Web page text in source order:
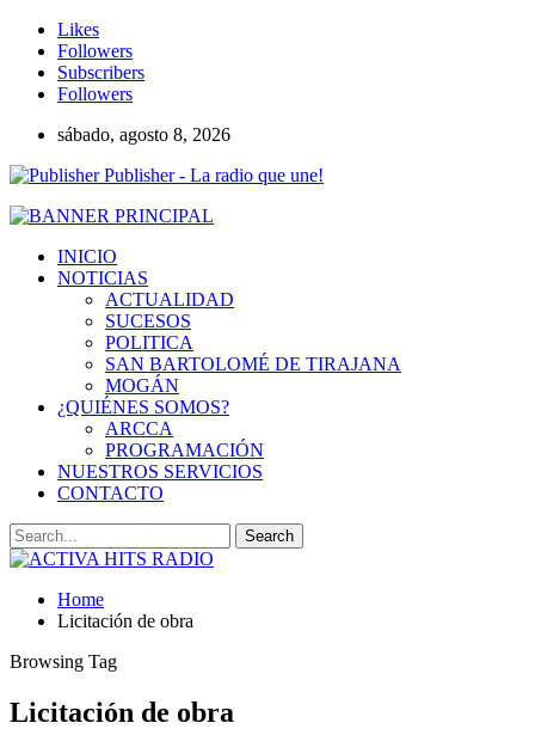
Likes
Followers
Subscribers
Followers
sábado, agosto 8, 2026
Publisher - La radio que une!
INICIO
NOTICIAS
ACTUALIDAD
SUCESOS
POLITICA
SAN BARTOLOMÉ DE TIRAJANA
MOGÁN
¿QUIÉNES SOMOS?
ARCCA
PROGRAMACIÓN
NUESTROS SERVICIOS
CONTACTO
Home
Licitación de obra
Browsing Tag
Licitación de obra